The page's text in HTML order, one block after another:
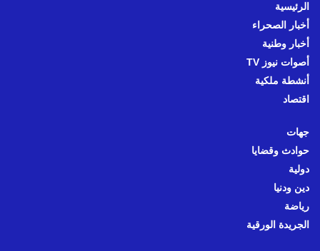
الرئيسية
أخبار الصحراء
أخبار وطنية
أصوات نيوز TV
أنشطة ملكية
اقتصاد
جهات
حوادث وقضايا
دولية
دين ودنيا
رياضة
الجريدة الورقية